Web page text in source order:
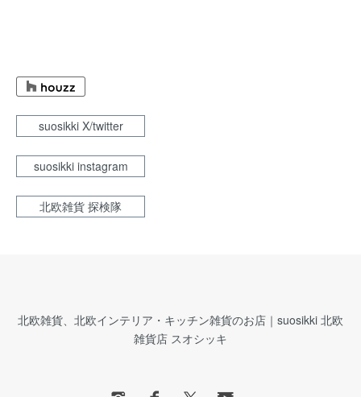
suosikki X/twitter
suosikki instagram
北欧雑貨 探検隊
北欧雑貨、北欧インテリア・キッチン雑貨のお店｜suosikki 北欧
雑貨店 スオシッキ